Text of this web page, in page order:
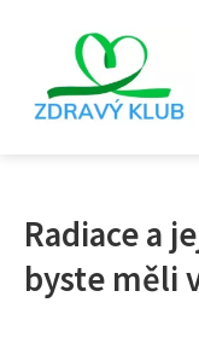
Radiace a
byste měli